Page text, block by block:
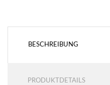
BESCHREIBUNG
PRODUKTDETAILS